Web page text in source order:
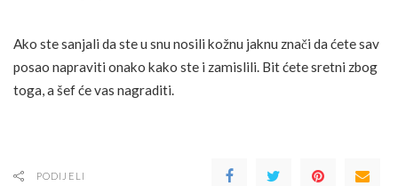
Ako ste sanjali da ste u snu nosili kožnu jaknu znači da ćete sav
posao napraviti onako kako ste i zamislili. Bit ćete sretni zbog
toga, a šef će vas nagraditi.
PODIJELI